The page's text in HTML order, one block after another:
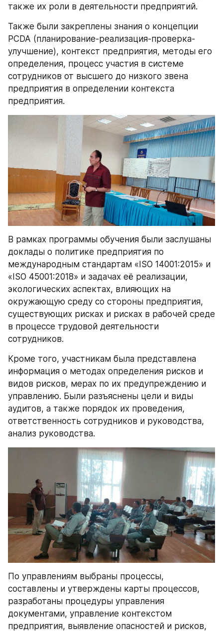
также их роли в деятельности предприятий.
Также были закреплены знания о концепции
PCDA (планирование-реализация-проверка-
улучшение), контекст предприятия, методы его
определения, процесс участия в системе
сотрудников от высшего до низкого звена
предприятия в определении контекста
предприятия.
В рамках программы обучения были заслушаны
доклады о политике предприятия по
международным стандартам «ISO 14001:2015» и
«ISO 45001:2018» и задачах её реализации,
экологических аспектах, влияющих на
окружающую среду со стороны предприятия,
существующих рисках и рисках в рабочей среде
в процессе трудовой деятельности
сотрудников.
Кроме того, участникам была представлена
информация о методах определения рисков и
видов рисков, мерах по их предупреждению и
управлению. Были разъяснены цели и виды
аудитов, а также порядок их проведения,
ответственность сотрудников и руководства,
анализ руководства.
По управлениям выбраны процессы,
составлены и утверждены карты процессов,
разработаны процедуры управления
документами, управление контекстом
предприятия, выявление опасностей и рисков,